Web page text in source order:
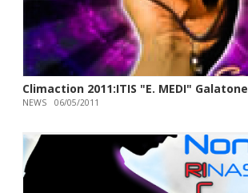
Climaction 2011:ITIS "E. MEDI" Galatone
NEWS 06/05/2011